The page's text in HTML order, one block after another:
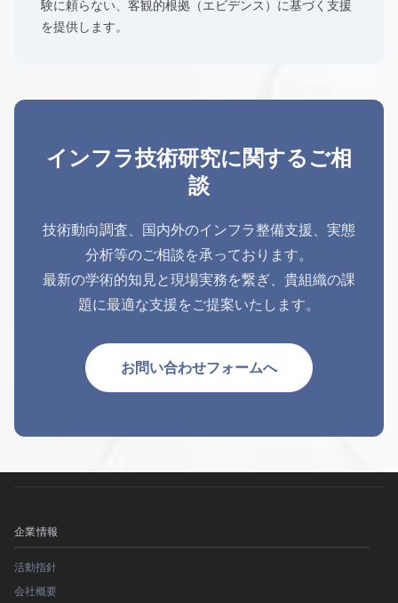
験に頼らない、客観的根拠（エビデンス）に基づく支援
を提供します。
インフラ技術研究に関するご相
談
技術動向調査、国内外のインフラ整備支援、実態
分析等のご相談を承っております。
最新の学術的知見と現場実務を繋ぎ、貴組織の課
題に最適な支援をご提案いたします。
お問い合わせフォームへ
企業情報
活動指針
会社概要